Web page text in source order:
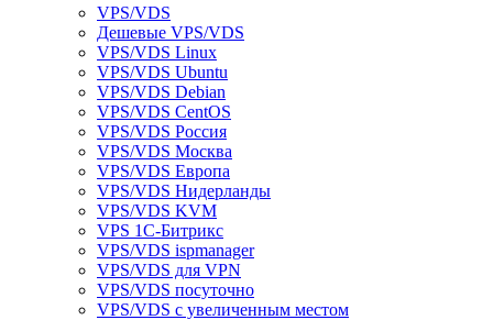
VPS/VDS
Дешевые VPS/VDS
VPS/VDS Linux
VPS/VDS Ubuntu
VPS/VDS Debian
VPS/VDS CentOS
VPS/VDS Россия
VPS/VDS Москва
VPS/VDS Европа
VPS/VDS Нидерланды
VPS/VDS KVM
VPS 1С-Битрикс
VPS/VDS ispmanager
VPS/VDS для VPN
VPS/VDS посуточно
VPS/VDS с увеличенным местом